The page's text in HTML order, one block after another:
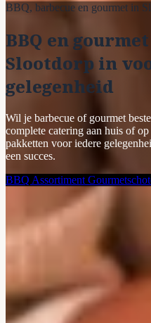
BBQ, barbecue en gourmet in
BBQ en
Slootdorp in
gelegenheid
Wil je barbecue of gourmet
complete catering aan huis of
pakketten voor iedere
een succes.
BBQ Assortiment